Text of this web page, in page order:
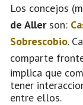
Los concejos
de Allerson:
Sobrescobio.
comparte
implica que
tener
entre ellos.